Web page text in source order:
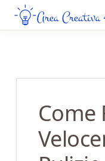
Skip
to
Skip
to
Come